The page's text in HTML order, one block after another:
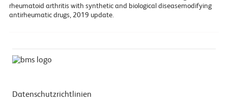
rheumatoid arthritis with synthetic and biological diseasemodifying
antirheumatic drugs, 2019 update.
Datenschutzrichtlinien